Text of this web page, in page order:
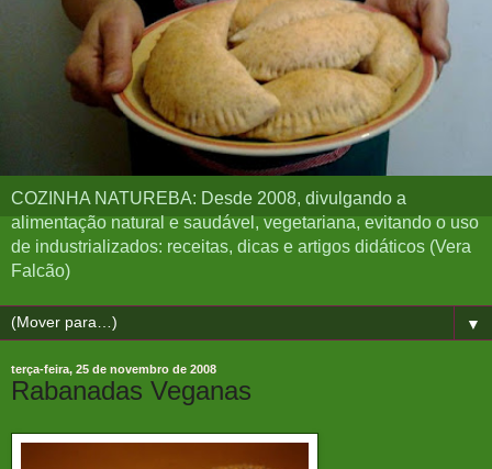
COZINHA NATUREBA: Desde 2008, divulgando a
alimentação natural e saudável, vegetariana, evitando o uso
de industrializados: receitas, dicas e artigos didáticos (Vera
Falcão)
▼
terça-feira, 25 de novembro de 2008
Rabanadas Veganas